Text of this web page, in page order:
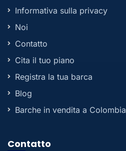
Informativa sulla privacy
Noi
Contatto
Cita il tuo piano
Registra la tua barca
Blog
Barche in vendita a Colombia
Contatto